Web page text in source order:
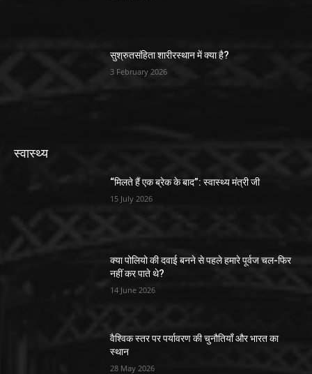
सुश्रुतसंहिता शारीरस्थान में क्या है?
3 February 2026
स्वास्थ्य
“मिलते हैं एक ब्रेक के बाद”: स्वास्थ्य मंत्री जी
15 July 2026
क्या पोलियो की दवाई बनने से पहले हमारे पूर्वज चल-फिर
नहीं कर पाते थे?
14 June 2026
वैश्विक स्तर पर पर्यावरण की चुनौतियाँ और भारत का
स्थान
28 May 2026